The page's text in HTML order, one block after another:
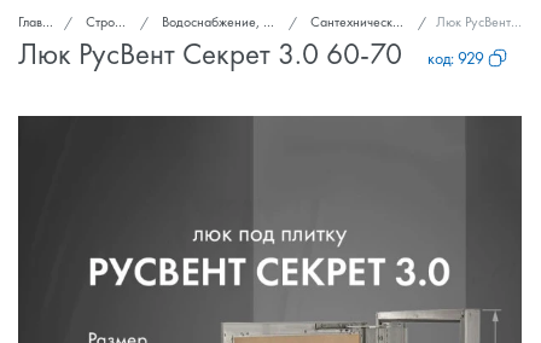
Главная Стройка и ремонт Водоснабжение, канализация, вентиляция Сантехнические ревизионные люки Люк РусВент Секрет 3.0 60-70
Люк РусВент Секрет 3.0 60-70 код:929